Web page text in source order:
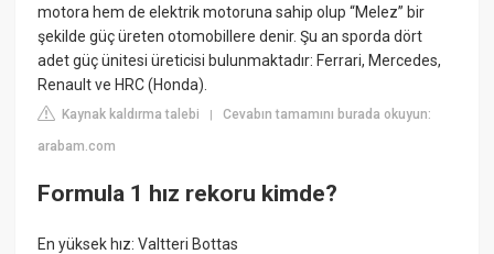
motora hem de elektrik motoruna sahip olup “Melez” bir
şekilde güç üreten otomobillere denir. Şu an sporda dört
adet güç ünitesi üreticisi bulunmaktadır: Ferrari, Mercedes,
Renault ve HRC (Honda).
Kaynak kaldırma talebi |Cevabın tamamını burada okuyun:
arabam.com
Formula 1 hız rekoru kimde?
En yüksek hız: Valtteri Bottas